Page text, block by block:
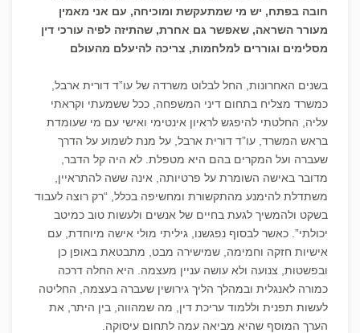
חובה בפתח, יש מי שמתעקשת ומוכיחה, עם אני מאמין
מעורר השראה, שאפשר גם אחרת, שהתיזה לפיה עורכי דין
מסלימים וגוררים למלחמות, צריכה להיעלם מהעולם
בשנים האחרונות, החל לבלוט משרדה של עו”ד דורית ארבל,
כמשרד מצליח בתחום דיני המשפחה, ככל ששמעתי וקראתי
עליה, החלטתי להיפגש לראיון אינטימי ואישי עם מי שעומדת
בראש המשרד, עו”ד דורית ארבל, על מנת לשמוע על הדרך
שעברה ועל המקרים בהם היא מטפלת. לא היה קל הדבר,
מדובר באישה השומרת על פרטיותה, אינה ששה להתראיין,
משתדלת להימנע מהתקשורת ומחשיפה בכלל, “רק רוצה לעבוד
בשקט ולהמשיך לגעת בחיים של אנשים ולעשות טוב כמיטב
יכולתי”. כאשר לבסוף נפגשנו, גיליתי מולי אישה מיוחדת, עם
אישיות חזקה וחמימה, שמישירה מבט, מתבטאת באופן כן
ובפשטות, צנועה ולא עושה עניין מעצמה. היא החלה דרכה
כמורה לאנגלית ובמהלך הליך גירושין שעברה בעצמה, החליטה
לעשות תפנית וללמוד עריכת דין, מה שמהווה, בין היתר, את
הערך המוסף שהיא מביאה עמה לתחום עיסוקה.